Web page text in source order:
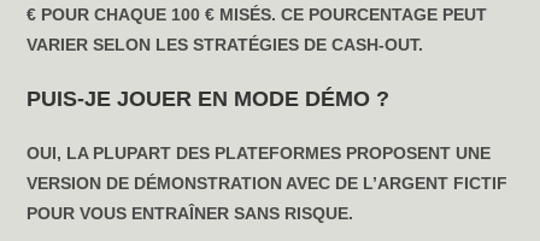
€ POUR CHAQUE 100 € MISÉS. CE POURCENTAGE PEUT
VARIER SELON LES STRATÉGIES DE CASH-OUT.
PUIS-JE JOUER EN MODE DÉMO ?
OUI, LA PLUPART DES PLATEFORMES PROPOSENT UNE
VERSION DE DÉMONSTRATION AVEC DE L’ARGENT FICTIF
POUR VOUS ENTRAÎNER SANS RISQUE.